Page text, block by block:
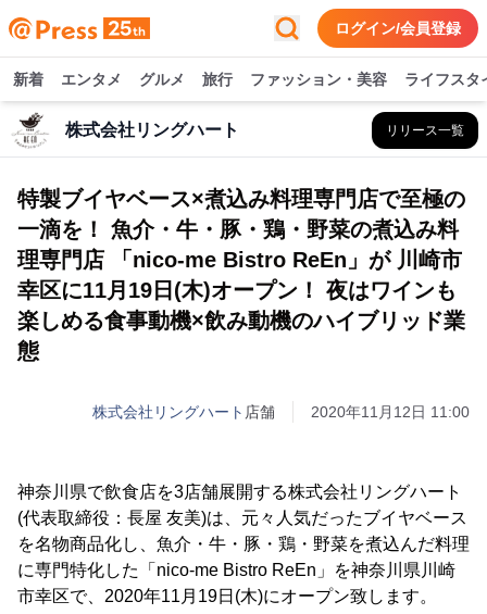
ログイン/会員登録
新着 エンタメ グルメ 旅行 ファッション・美容 ライフスタ
株式会社リングハート リリース一覧
特製ブイヤベース×煮込み料理専門店で至極の
一滴を！ 魚介・牛・豚・鶏・野菜の煮込み料
理専門店 「nico-me Bistro ReEn」が 川崎市
幸区に11月19日(木)オープン！ 夜はワインも
楽しめる食事動機×飲み動機のハイブリッド業
態
株式会社リングハート 店舗 2020年11月12日 11:00
神奈川県で飲食店を3店舗展開する株式会社リングハート
(代表取締役：長屋 友美)は、元々人気だったブイヤベース
を名物商品化し、魚介・牛・豚・鶏・野菜を煮込んだ料理
に専門特化した「nico-me Bistro ReEn」を神奈川県川崎
市幸区で、2020年11月19日(木)にオープン致します。